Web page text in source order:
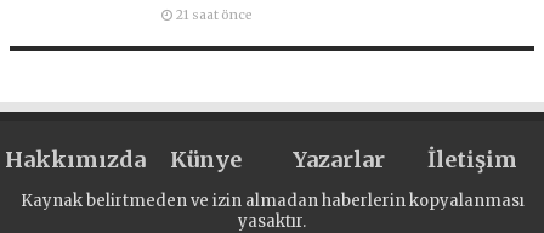
21 saat önce
Hakkımızda Künye Yazarlar İletişim
Kaynak belirtmeden ve izin almadan haberlerin kopyalanması
yasaktır.